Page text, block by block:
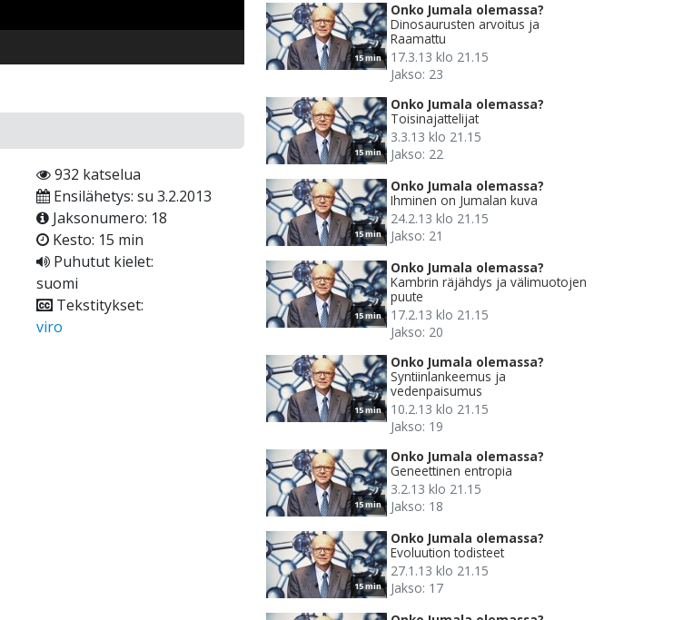
932 katselua
Ensilähetys: su 3.2.2013
Jaksonumero: 18
Kesto: 15 min
Puhutut kielet:
suomi
Tekstitykset:
viro
15 min
Onko Jumala olemassa?
Dinosaurusten arvoitus ja
Raamattu
17.3.13 klo 21.15
Jakso: 23
15 min
Onko Jumala olemassa?
Toisinajattelijat
3.3.13 klo 21.15
Jakso: 22
15 min
Onko Jumala olemassa?
Ihminen on Jumalan kuva
24.2.13 klo 21.15
Jakso: 21
15 min
Onko Jumala olemassa?
Kambrin räjähdys ja välimuotojen
puute
17.2.13 klo 21.15
Jakso: 20
15 min
Onko Jumala olemassa?
Syntiinlankeemus ja
vedenpaisumus
10.2.13 klo 21.15
Jakso: 19
15 min
Onko Jumala olemassa?
Geneettinen entropia
3.2.13 klo 21.15
Jakso: 18
15 min
Onko Jumala olemassa?
Evoluution todisteet
27.1.13 klo 21.15
Jakso: 17